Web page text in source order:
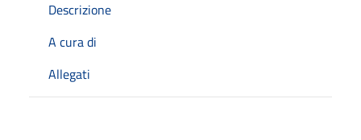
Descrizione
A cura di
Allegati